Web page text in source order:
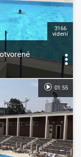
3166
videní
01:55